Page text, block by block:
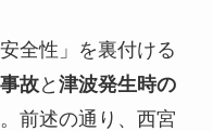
全性」を裏付ける
故と 津波発生時の
前述の通り、西宮